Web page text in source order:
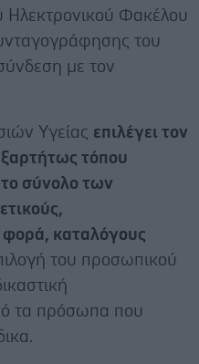
Ηλεκτρονικού Φακέλου
του
με τον
Yγείας επιλέγει τον
τόπου
το σύνολο των
φορά, καταλόγους
του προσωπικού
τα πρόσωπα που